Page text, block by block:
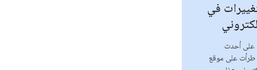
في
على أحدث
طرأت على موقع